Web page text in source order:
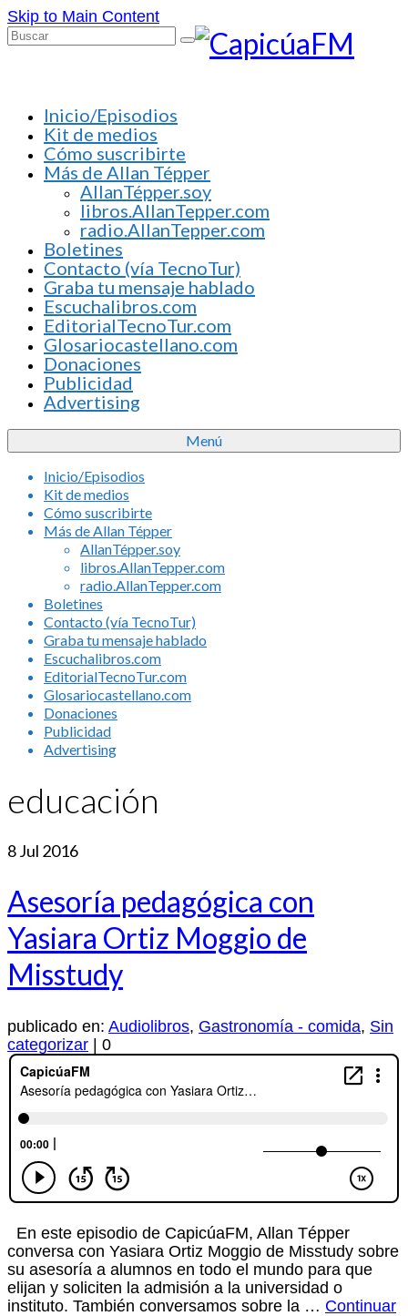
Skip to Main Content
Buscar
Inicio/Episodios
Kit de medios
Cómo suscribirte
Más de Allan Tépper
AllanTépper.soy
libros.AllanTepper.com
radio.AllanTepper.com
Boletines
Contacto (vía TecnoTur)
Graba tu mensaje hablado
Escuchalibros.com
EditorialTecnoTur.com
Glosariocastellano.com
Donaciones
Publicidad
Advertising
Menú
Inicio/Episodios
Kit de medios
Cómo suscribirte
Más de Allan Tépper
AllanTépper.soy
libros.AllanTepper.com
radio.AllanTepper.com
Boletines
Contacto (vía TecnoTur)
Graba tu mensaje hablado
Escuchalibros.com
EditorialTecnoTur.com
Glosariocastellano.com
Donaciones
Publicidad
Advertising
educación
8Jul 2016
Asesoría pedagógica con
Yasiara Ortiz Moggio de
Misstudy
publicado en: Audiolibros, Gastronomía - comida, Sin
categorizar
0
En este episodio de CapicúaFM, Allan Tépper
conversa con Yasiara Ortiz Moggio de Misstudy sobre
su asesoría a alumnos en todo el mundo para que
elijan y soliciten la admisión a la universidad o
instituto. También conversamos sobre la … Continuar